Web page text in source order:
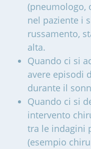
(pneumologo,
nel paziente i
russamento,
alta.
Quando ci si
avere episodi
durante il
Quando ci si
intervento
tra le indagini
(esempio